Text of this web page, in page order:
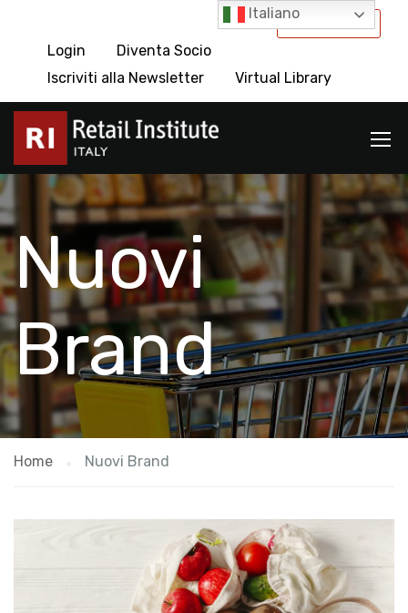
International
Login
Diventa Socio
Iscriviti alla Newsletter
Virtual Library
Nuovi
Brand
Home Nuovi Brand
Italiano